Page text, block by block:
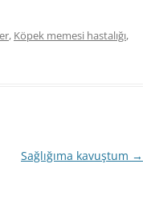
, Köpek memesi hastalığı,
Sağlığıma kavuştum →